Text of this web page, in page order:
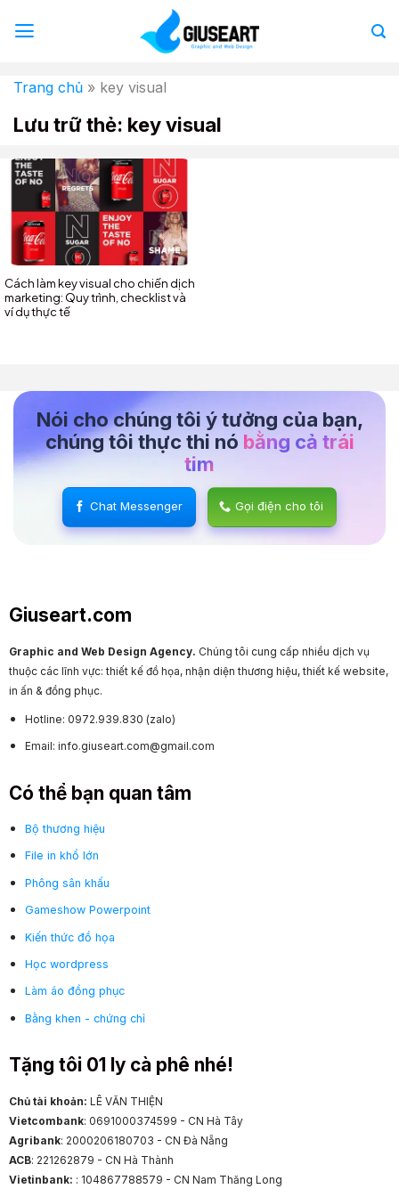
qua
Trang chủ » key visual
Lưu trữ thẻ: key visual
Cách làm key visual cho chiến dịch
marketing: Quy trình, checklist và
ví dụ thực tế
Nói cho chúng tôi ý tưởng của bạn,
chúng tôi thực thi nó bằng cả trái
tim
Chat Messenger Gọi điện cho tôi
Giuseart.com
Graphic and Web Design Agency. Chúng tôi cung cấp nhiều dịch vụ
thuộc các lĩnh vực: thiết kế đồ họa, nhận diện thương hiệu, thiết kế website,
in ấn & đồng phục.
Hotline: 0972.939.830 (zalo)
Email: info.giuseart.com@gmail.com
Có thể bạn quan tâm
Bộ thương hiệu
File in khổ lớn
Phông sân khấu
Gameshow Powerpoint
Kiến thức đồ họa
Học wordpress
Làm áo đồng phục
Bằng khen - chứng chỉ
Tặng tôi 01 ly cà phê nhé!
Chủ tài khoản: LÊ VĂN THIỆN
Vietcombank: 0691000374599 - CN Hà Tây
Agribank: 2000206180703 - CN Đà Nẵng
ACB: 221262879 - CN Hà Thành
Vietinbank: : 104867788579 - CN Nam Thăng Long